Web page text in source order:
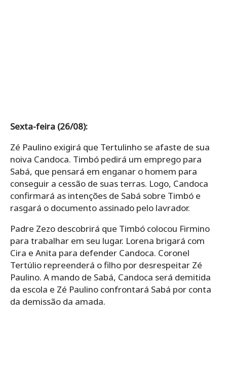
Sexta-feira (26/08):
Zé Paulino exigirá que Tertulinho se afaste de sua
noiva Candoca. Timbó pedirá um emprego para
Sabá, que pensará em enganar o homem para
conseguir a cessão de suas terras. Logo, Candoca
confirmará as intenções de Sabá sobre Timbó e
rasgará o documento assinado pelo lavrador.
Padre Zezo descobrirá que Timbó colocou Firmino
para trabalhar em seu lugar. Lorena brigará com
Cira e Anita para defender Candoca. Coronel
Tertúlio repreenderá o filho por desrespeitar Zé
Paulino. A mando de Sabá, Candoca será demitida
da escola e Zé Paulino confrontará Sabá por conta
da demissão da amada.